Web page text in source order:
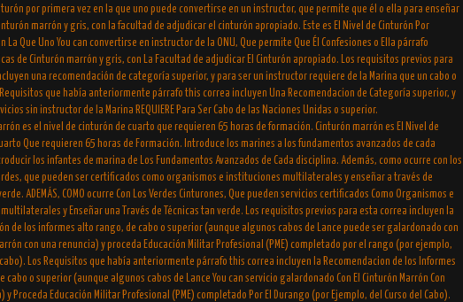
por primera vez en la que uno puede convertirse en un instructor, que permite que él o ella para enseñar
marrón y gris, con la facultad de adjudicar el cinturón apropiado. Este es El Nivel de Cinturón Por
La Que Uno You can convertirse en instructor de la ONU, Que permite Que Él Confesiones o Ella párrafo
de Cinturón marrón y gris, con La Facultad de adjudicar El Cinturón apropiado. Los requisitos previos para
una recomendación de categoría superior, y para ser un instructor requiere de la Marina que un cabo o
que había anteriormente párrafo this correa incluyen Una Recomendacion de Categoría superior, y
sin instructor de la Marina REQUIERE Para Ser Cabo de las Naciones Unidas o superior.
es el nivel de cinturón de cuarto que requieren 65 horas de formación. Cinturón marrón es El Nivel de
Que requieren 65 horas de Formación. Introduce los marines a los fundamentos avanzados de cada
los infantes de marina de Los Fundamentos Avanzados de Cada disciplina. Además, como ocurre con los
que pueden ser certificados como organismos e instituciones multilaterales y enseñar a través de
ADEMÁS, COMO ocurre Con Los Verdes Cinturones, Que pueden servicios certificados Como Organismos e
y Enseñar una Través de Técnicas tan verde. Los requisitos previos para esta correa incluyen la
de los informes alto rango, de cabo o superior (aunque algunos cabos de Lance puede ser galardonado con
con una renuncia) y proceda Educación Militar Profesional (PME) completado por el rango (por ejemplo,
Los Requisitos que había anteriormente párrafo this correa incluyen la Recomendacion de los Informes
cabo o superior (aunque algunos cabos de Lance You can servicio galardonado Con El Cinturón Marrón Con
y Proceda Educación Militar Profesional (PME) completado Por El Durango (por Ejemplo, del Curso del Cabo).